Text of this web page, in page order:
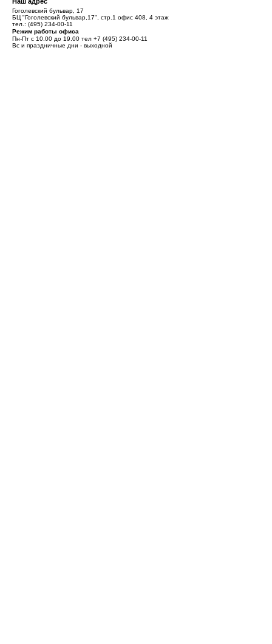
Гоголевский бульвар, 17
БЦ "Гоголевский бульвар,17", стр.1 офис 408, 4 этаж
тел.: (495) 234-00-11
Режим работы офиса
Пн-Пт с 10.00 до 19.00 тел +7 (495) 234-00-11
Вс и праздничные дни - выходной